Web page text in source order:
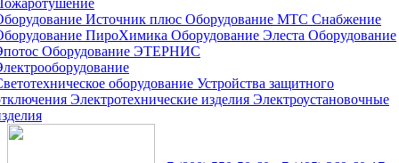
Источник плюс Оборудование МТС Снабжение
ПироХимика Оборудование Элеста Оборудование
Оборудование ЭТЕРНИС
оборудование Устройства защитного
Электротехнические изделия Электроустановочные